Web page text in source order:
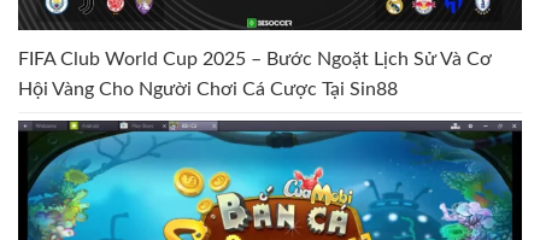
FIFA Club World Cup 2025 – Bước Ngoặt Lịch Sử Và Cơ
Hội Vàng Cho Người Chơi Cá Cược Tại Sin88